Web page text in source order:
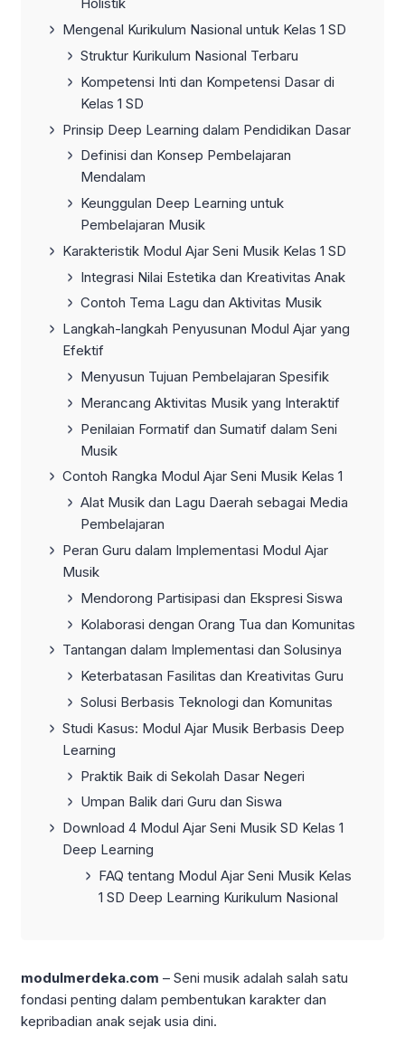
Holistik
Mengenal Kurikulum Nasional untuk Kelas 1 SD
Struktur Kurikulum Nasional Terbaru
Kompetensi Inti dan Kompetensi Dasar di
Kelas 1 SD
Prinsip Deep Learning dalam Pendidikan Dasar
Definisi dan Konsep Pembelajaran
Mendalam
Keunggulan Deep Learning untuk
Pembelajaran Musik
Karakteristik Modul Ajar Seni Musik Kelas 1 SD
Integrasi Nilai Estetika dan Kreativitas Anak
Contoh Tema Lagu dan Aktivitas Musik
Langkah-langkah Penyusunan Modul Ajar yang
Efektif
Menyusun Tujuan Pembelajaran Spesifik
Merancang Aktivitas Musik yang Interaktif
Penilaian Formatif dan Sumatif dalam Seni
Musik
Contoh Rangka Modul Ajar Seni Musik Kelas 1
Alat Musik dan Lagu Daerah sebagai Media
Pembelajaran
Peran Guru dalam Implementasi Modul Ajar
Musik
Mendorong Partisipasi dan Ekspresi Siswa
Kolaborasi dengan Orang Tua dan Komunitas
Tantangan dalam Implementasi dan Solusinya
Keterbatasan Fasilitas dan Kreativitas Guru
Solusi Berbasis Teknologi dan Komunitas
Studi Kasus: Modul Ajar Musik Berbasis Deep
Learning
Praktik Baik di Sekolah Dasar Negeri
Umpan Balik dari Guru dan Siswa
Download 4 Modul Ajar Seni Musik SD Kelas 1
Deep Learning
FAQ tentang Modul Ajar Seni Musik Kelas
1 SD Deep Learning Kurikulum Nasional
modulmerdeka.com – Seni musik adalah salah satu
fondasi penting dalam pembentukan karakter dan
kepribadian anak sejak usia dini.